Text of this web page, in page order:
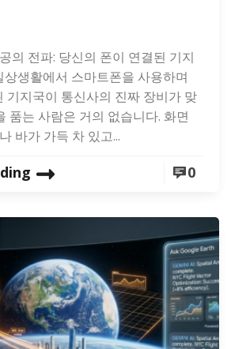
의 전파: 당신의 폰이 연결된 기지
상생활에서 스마트폰을 사용하며
기지국이 통신사의 진짜 장비가 맞
품는 사람은 거의 없습니다. 화면
바가 가득 차 있고...
0